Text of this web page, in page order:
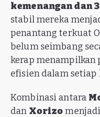
kemenangan dan
stabil mereka
penantang terkuat
belum seimbang
kerap menampilkan
efisien dalam setiap
Kombinasi antara
dan Xorizo